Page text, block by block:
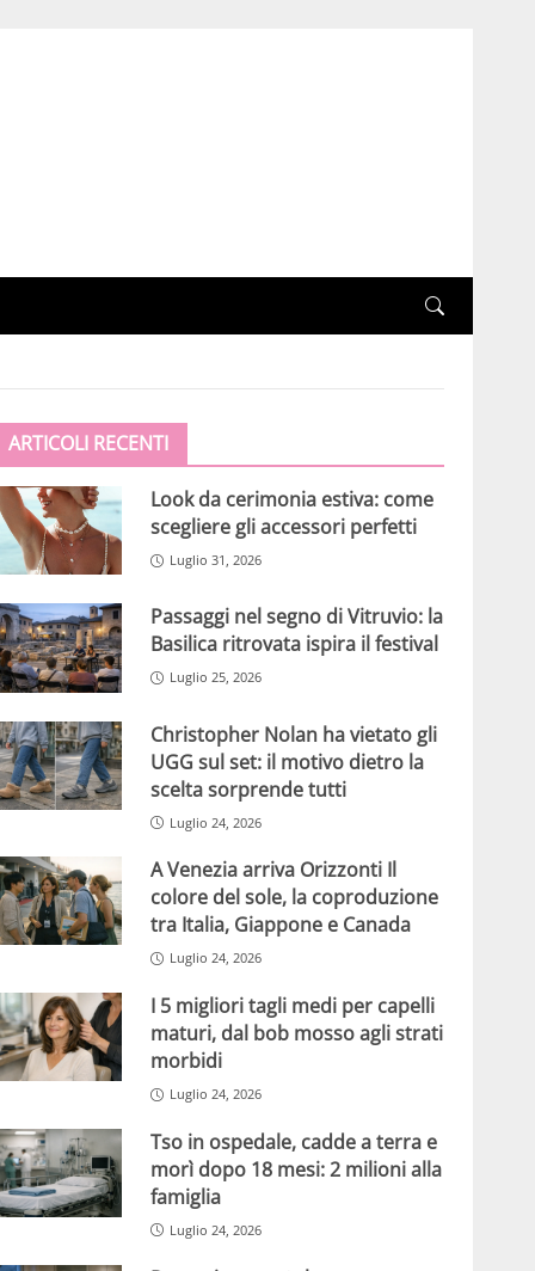
ARTICOLI RECENTI
Look da cerimonia estiva: come
scegliere gli accessori perfetti
Luglio 31, 2026
Passaggi nel segno di Vitruvio: la
Basilica ritrovata ispira il festival
Luglio 25, 2026
Christopher Nolan ha vietato gli
UGG sul set: il motivo dietro la
scelta sorprende tutti
Luglio 24, 2026
A Venezia arriva Orizzonti Il
colore del sole, la coproduzione
tra Italia, Giappone e Canada
Luglio 24, 2026
I 5 migliori tagli medi per capelli
maturi, dal bob mosso agli strati
morbidi
Luglio 24, 2026
Tso in ospedale, cadde a terra e
morì dopo 18 mesi: 2 milioni alla
famiglia
Luglio 24, 2026